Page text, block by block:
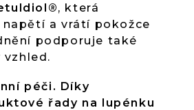
, která
a vrátí pokožce
podporuje také
péči. Díky
řady na lupénku